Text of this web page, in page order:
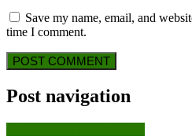
Save my name, email, and
time I comment.
Post navigation